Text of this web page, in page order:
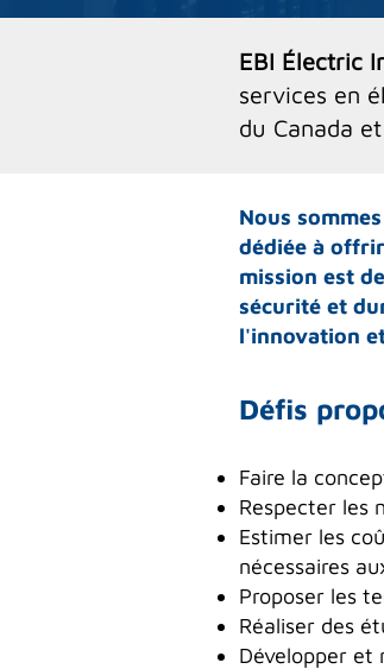
EBI Électric
services en
du Canada
Nous
dédiée à
mission est
sécurité et
l'innovation
Défis
Faire la
Respecter les
Estimer les
nécessaires
Proposer les
Réaliser des
Développer et